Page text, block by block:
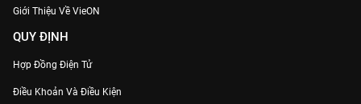
Giới Thiệu Về VieON
QUY ĐỊNH
Hợp Đồng Điện Tử
Điều Khoản Và Điều Kiện